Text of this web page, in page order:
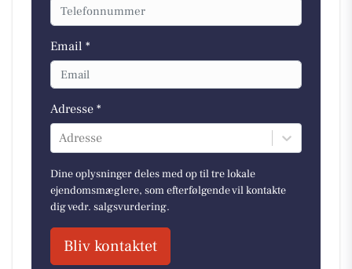
Email *
Adresse *
Adresse
Dine oplysninger deles med op til tre lokale
ejendomsmæglere, som efterfølgende vil kontakte
dig vedr. salgsvurdering.
Bliv kontaktet